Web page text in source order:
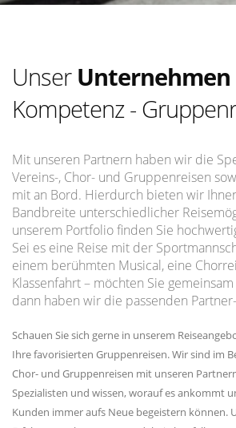
Unser Unternehmen
Kompetenz -
Mit unseren Partnern haben wir die
Vereins-, Chor- und Gruppenreisen
mit an Bord. Hierdurch bieten wir
Bandbreite unterschiedlicher
unserem Portfolio finden Sie
Sei es eine Reise mit der
einem berühmten Musical, eine
Klassenfahrt – möchten Sie
dann haben wir die passenden
Schauen Sie sich gerne in unserem
Ihre favorisierten Gruppenreisen. Wir sind im
Chor- und Gruppenreisen mit unseren
Spezialisten und wissen, worauf es ankommt
Kunden immer aufs Neue begeistern können.